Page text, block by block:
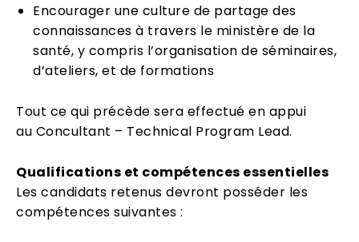
Encourager une culture de partage des
connaissances à travers le ministère de la
santé, y compris l’organisation de séminaires,
d’ateliers, et de formations
Tout ce qui précède sera effectué en appui
au Concultant – Technical Program Lead.
Qualifications et compétences essentielles
Les candidats retenus devront posséder les
compétences suivantes :